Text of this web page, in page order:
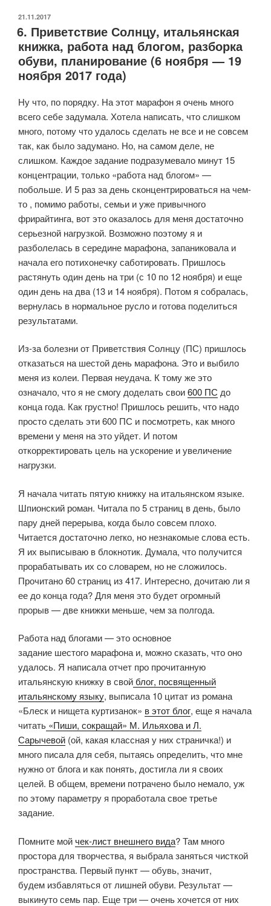
ОПУБЛИКОВАНО
21.11.2017
6. Приветствие Солнцу, итальянская
книжка, работа над блогом, разборка
обуви, планирование (6 ноября — 19
ноября 2017 года)
Ну что, по порядку. На этот марафон я очень много
всего себе задумала. Хотела написать, что слишком
много, потому что удалось сделать не все и не совсем
так, как было задумано. Но, на самом деле, не
слишком. Каждое задание подразумевало минут 15
концентрации, только «работа над блогом» —
побольше. И 5 раз за день сконцентрироваться на чем-
то , помимо работы, семьи и уже привычного
фрирайтинга, вот это оказалось для меня достаточно
серьезной нагрузкой. Возможно поэтому я и
разболелась в середине марафона, запаниковала и
начала его потихонечку саботировать. Пришлось
растянуть один день на три (с 10 по 12 ноября) и еще
один день на два (13 и 14 ноября). Потом я собралась,
вернулась в нормальное русло и готова поделиться
результатами.
Из-за болезни от Приветствия Солнцу (ПС) пришлось
отказаться на шестой день марафона. Это и выбило
меня из колеи. Первая неудача. К тому же это
означало, что я не смогу доделать свои600 ПС до
конца года. Как грустно! Пришлось решить, что надо
просто сделать эти 600 ПС и посмотреть, как много
времени у меня на это уйдет. И потом
откорректировать цель на ускорение и увеличение
нагрузки.
Я начала читать пятую книжку на итальянском языке.
Шпионский роман. Читала по 5 страниц в день, было
пару дней перерыва, когда было совсем плохо.
Читается достаточно легко, но незнакомые слова есть.
Я их выписываю в блокнотик. Думала, что получится
прорабатывать их со словарем, но не сложилось.
Прочитано 60 страниц из 417. Интересно, дочитаю ли я
ее до конца года? Для меня это будет огромный
прорыв — две книжки меньше, чем за полгода.
Работа над блогами — это основное
задание шестого марафона и, можно сказать, что оно
удалось. Я написала отчет про прочитанную
итальянскую книжку в свойблог, посвященный
итальянскому языку, выписала 10 цитат из романа
«Блеск и нищета куртизанок» в этот блог, еще я начала
читать «Пиши, сокращай» М. Ильяхова и Л.
Сарычевой (ой, какая классная у них страничка!) и
много писала для себя, пытаясь определить, что мне
нужно от блога и как понять, достигла ли я своих
целей. В общем, времени потрачено было немало, уж
по этому параметру я проработала свое третье
задание.
Помните мойчек-лист внешнего вида? Там много
простора для творчества, я выбрала заняться чисткой
пространства. Первый пункт — обувь, значит,
будем избавляться от лишней обуви. Результат —
выкинуто семь пар. Еще три — очень хочется от них